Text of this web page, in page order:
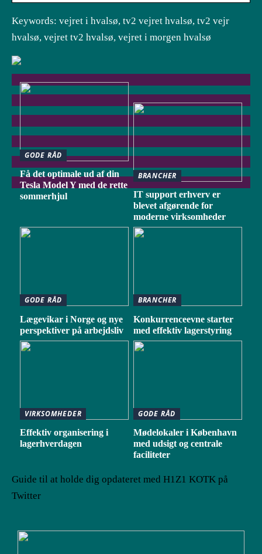
Keywords: vejret i hvalsø, tv2 vejret hvalsø, tv2 vejr
hvalsø, vejret tv2 hvalsø, vejret i morgen hvalsø
GODE RÅD
Få det optimale ud af din
Tesla Model Y med de rette
sommerhjul
BRANCHER
IT support erhverv er
blevet afgørende for
moderne virksomheder
GODE RÅD
Lægevikar i Norge og nye
perspektiver på arbejdsliv
BRANCHER
Konkurrenceevne starter
med effektiv lagerstyring
VIRKSOMHEDER
Effektiv organisering i
lagerhverdagen
GODE RÅD
Mødelokaler i København
med udsigt og centrale
faciliteter
Guide til at holde dig opdateret med H1Z1 KOTK på
Twitter